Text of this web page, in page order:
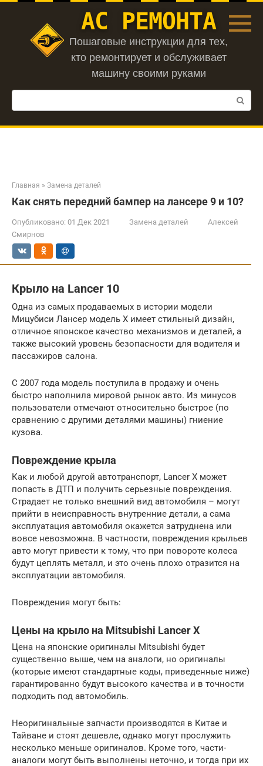
Перейти
АС РЕМОНТА
Пошаговые инструкции для тех,
кто ремонтирует и обслуживает
машину своими руками
Поиск:
Главная » Замена деталей
Как снять передний бампер на лансере 9 и 10?
Опубликовано: 01 Дек 2021 Замена деталей
Алексей
Смирнов
Крыло на Lancer 10
Одна из самых продаваемых в истории модели
Мицубиси Лансер модель X имеет стильный дизайн,
отличное японское качество механизмов и деталей, а
также высокий уровень безопасности для водителя и
пассажиров салона.
С 2007 года модель поступила в продажу и очень
быстро наполнила мировой рынок авто. Из минусов
пользователи отмечают относительно быстрое (по
сравнению с другими деталями машины) гниение
кузова.
Повреждение крыла
Как и любой другой автотранспорт, Lancer X может
попасть в ДТП и получить серьезные повреждения.
Страдает не только внешний вид автомобиля – могут
прийти в неисправность внутренние детали, а сама
эксплуатация автомобиля окажется затруднена или
вовсе невозможна. В частности, повреждения крыльев
авто могут привести к тому, что при повороте колеса
будут цеплять металл, и это очень плохо отразится на
эксплуатации автомобиля.
Повреждения могут быть:
Цены на крыло на Mitsubishi Lancer X
Цена на японские оригиналы Mitsubishi будет
существенно выше, чем на аналоги, но оригиналы
(которые имеют стандартные коды, приведенные ниже)
гарантированно будут высокого качества и в точности
подходить под автомобиль.
Неоригинальные запчасти производятся в Китае и
Тайване и стоят дешевле, однако могут прослужить
несколько меньше оригиналов. Кроме того, части-
аналоги могут быть выполнены неточно, и тогда при их